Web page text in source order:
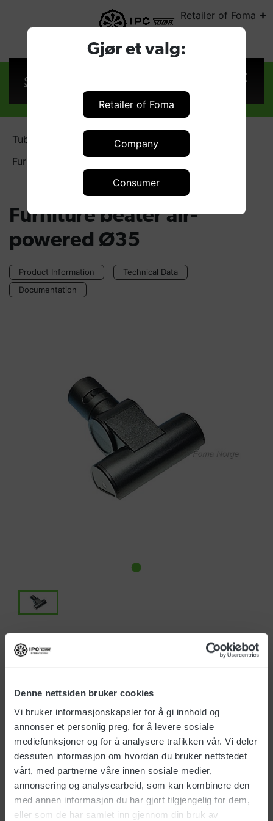
Denne nettsiden bruker cookies
Vi bruker informasjonskapsler for å gi innhold og
annonser et personlig preg, for å levere sosiale
mediefunksjoner og for å analysere trafikken vår. Vi deler
dessuten informasjon om hvordan du bruker nettstedet
vårt, med partnerne våre innen sosiale medier,
annonsering og analysearbeid, som kan kombinere den
med annen informasjon du har gjort tilgjengelig for dem,
eller som de har samlet inn gjennom din bruk av
Gjør et valg:
Retailer of Foma
Company
Consumer
Retailer of Foma +
SELECT COUNTRY:
Sign in
Tubes and tools Ø35
Furniture beater air-powered Ø35
Furniture beater air-
powered Ø35
Product Information
Technical Data
Documentation
Art.no.: 147524
Bestillingsvare
In stock(25+)
Delivery time 1-4 days